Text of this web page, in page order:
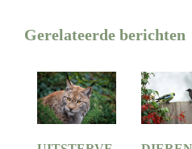
Gerelateerde berichten